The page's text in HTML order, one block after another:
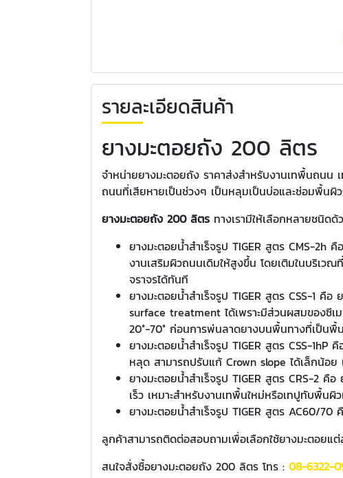
รายละเอียดสินค้า
ยางมะตอยถัง 200 ลิตร
จำหน่ายยางมะตอยถัง ราคาส่งสำหรับงานเทพื้นถนน
ถนนที่เสียหายเป็นช่วงๆ เป็นหลุมเป็นบ่อและซ่อมพื้นผิ
ยางมะตอยถัง 200 ลิตร ทางเรามีให้เลือกหลายชนิด
ยางมะตอยน้ำสำเร็จรูป TIGER สูตร CMS-
งานเสริมผิวถนนเดิมให้สูงขึ้น โดยเติมในบริเว
จราจรได้ทันที
ยางมะตอยน้ำสำเร็จรูป TIGER สูตร CSS-1 คื
surface treatment ได้เพราะมีส่วนผสมของ
20°-70° ก่อนการพ่นลาดยางบนพื้นทางที่เป็น
ยางมะตอยน้ำสำเร็จรูป TIGER สูตร CSS-
หลุด สามารถปรับแก้ Crown slope ได้เล็กน้อย
ยางมะตอยน้ำสำเร็จรูป TIGER สูตร CRS-2
เร็ว เหมาะสำหรับงานเทพื้นใหม่หรือเทปูทับพื้นผิ
ยางมะตอยน้ำสำเร็จรูป TIGER สูตร AC60/70
ลูกค้าสามารถติดต่อสอบถามเพื่อเลือกใช้ยางมะตอยแต่
สนใจสั่งซื้อยางมะตอยถัง 200 ลิตร โทร : 08-6322-